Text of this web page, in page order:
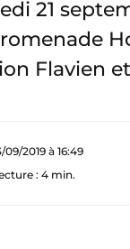
21
Flavien
2019 à 16:49
: 4 min.